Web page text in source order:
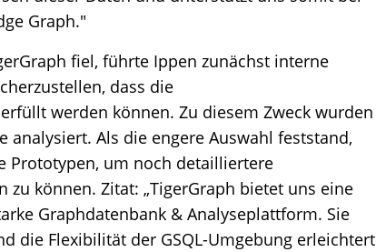
Graph."
fiel, führte Ippen zunächst interne
dass die
werden können. Zu diesem Zweck wurden
analysiert. Als die engere Auswahl feststand,
Prototypen, um noch detailliertere
zu können. Zitat: „TigerGraph bietet uns eine
Graphdatenbank & Analyseplattform. Sie
die Flexibilität der GSQL-Umgebung erleichtert